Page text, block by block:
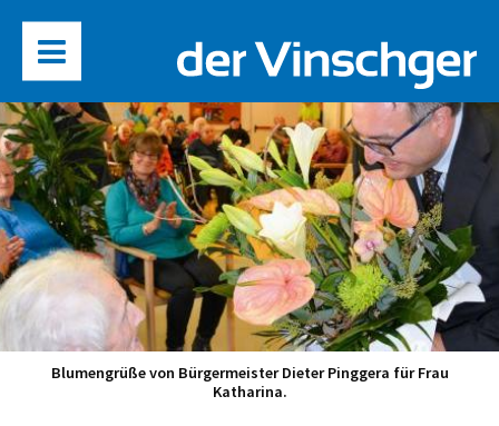
Blumengrüße von Bürgermeister Dieter Pinggera für Frau
Katharina.